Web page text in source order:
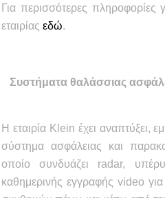
Για περισσότερες
εταιρίας εδώ.
Συστήματα θαλάσσιας
Η εταιρία Klein έχει αναπτύξει,
σύστημα ασφάλειας και
οποίο συνδυάζει radar,
καθημερινής εγγραφής video